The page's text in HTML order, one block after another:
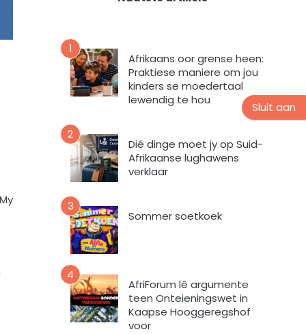
u
u
s
b
i
e
f
v
o
r
m
i
t
e
v
u
l
s
t
e
m
e
k
d
a
a
1
Afrikaans oor grense heen:
Praktiese maniere om jou
kinders se moedertaal
lewendig te hou
2
Dié dinge moet jy op Suid-
Afrikaanse lughawens
verklaar
3
Sommer soetkoek
4
AfriForum lê argumente
teen Onteieningswet in
Kaapse Hooggeregshof
voor
Sluit aan